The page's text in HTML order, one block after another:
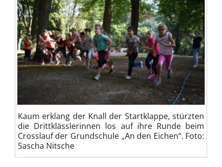
Kaum erklang der Knall der Startklappe, stürzten
die Drittklässlerinnen los auf ihre Runde beim
Crosslauf der Grundschule „An den Eichen“. Foto:
Sascha Nitsche